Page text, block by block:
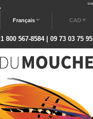
CAD
Français
1 800 567-8584 | 09 73 03 75 95